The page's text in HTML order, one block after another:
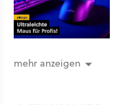
mehr anzeigen